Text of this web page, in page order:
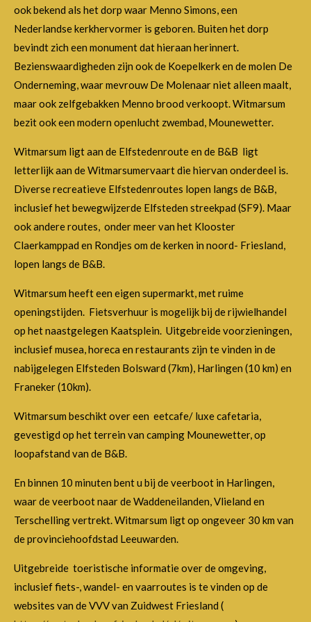
ook bekend als het dorp waar Menno Simons, een
Nederlandse kerkhervormer is geboren. Buiten het dorp
bevindt zich een monument dat hieraan herinnert.
Bezienswaardigheden zijn ook de Koepelkerk en de molen De
Onderneming, waar mevrouw De Molenaar niet alleen maalt,
maar ook zelfgebakken Menno brood verkoopt. Witmarsum
bezit ook een modern openlucht zwembad, Mounewetter.
Witmarsum ligt aan de Elfstedenroute en de B&B ligt
letterlijk aan de Witmarsumervaart die hiervan onderdeel is.
Diverse recreatieve Elfstedenroutes lopen langs de B&B,
inclusief het bewegwijzerde Elfsteden streekpad (SF9). Maar
ook andere routes, onder meer van het Klooster
Claerkamppad en Rondjes om de kerken in noord- Friesland,
lopen langs de B&B.
Witmarsum heeft een eigen supermarkt, met ruime
openingstijden. Fietsverhuur is mogelijk bij de rijwielhandel
op het naastgelegen Kaatsplein. Uitgebreide voorzieningen,
inclusief musea, horeca en restaurants zijn te vinden in de
nabijgelegen Elfsteden Bolsward (7km), Harlingen (10 km) en
Franeker (10km).
Witmarsum beschikt over een eetcafe/ luxe cafetaria,
gevestigd op het terrein van camping Mounewetter, op
loopafstand van de B&B.
En binnen 10 minuten bent u bij de veerboot in Harlingen,
waar de veerboot naar de Waddeneilanden, Vlieland en
Terschelling vertrekt. Witmarsum ligt op ongeveer 30 km van
de provinciehoofdstad Leeuwarden.
Uitgebreide toeristische informatie over de omgeving,
inclusief fiets-, wandel- en vaarroutes is te vinden op de
websites van de VVV van Zuidwest Friesland (